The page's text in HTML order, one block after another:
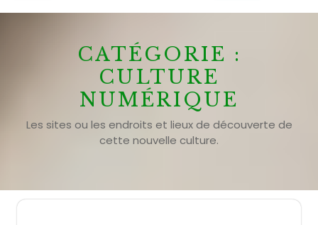
CATÉGORIE :
CULTURE
NUMÉRIQUE
Les sites ou les endroits et lieux de découverte de
cette nouvelle culture.